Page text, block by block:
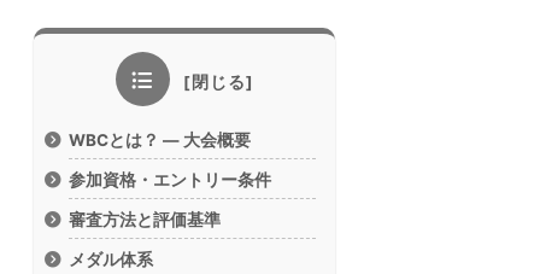
WBCとは？ — 大会概要
参加資格・エントリー条件
審査方法と評価基準
メダル体系